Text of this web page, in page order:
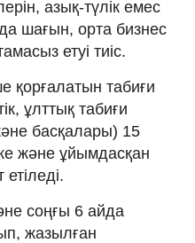
азық-түлік емес
шағын, орта бизнес
етуі тиіс.
қорғалатын табиғи
ұлттық табиғи
басқалары) 15
және ұйымдасқан
соңғы 6 айда
жазылған